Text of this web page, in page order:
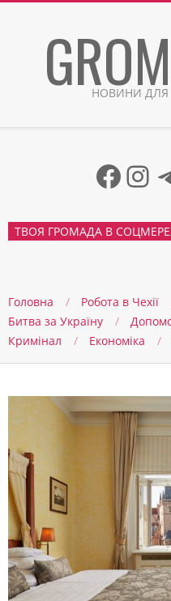
НОВИНИ ДЛЯ
ТВОЯ ГРОМАДА В
Головна Робота в Чехії
Битва за Україну
Кримінал
Економіка